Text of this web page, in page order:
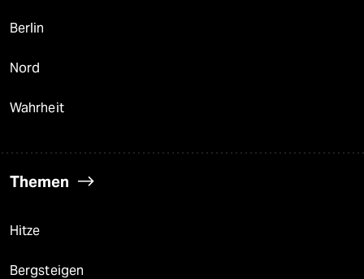
Berlin
Nord
Wahrheit
Themen
Hitze
Bergsteigen